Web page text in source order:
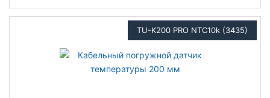
TU-K200 PRO NTC10k (3435)